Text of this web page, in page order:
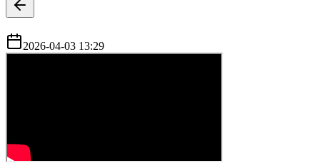
2026-04-03 13:29